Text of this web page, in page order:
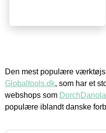
Den mest populære
Globaltools.dk, som har et
webshops som
populære iblandt danske